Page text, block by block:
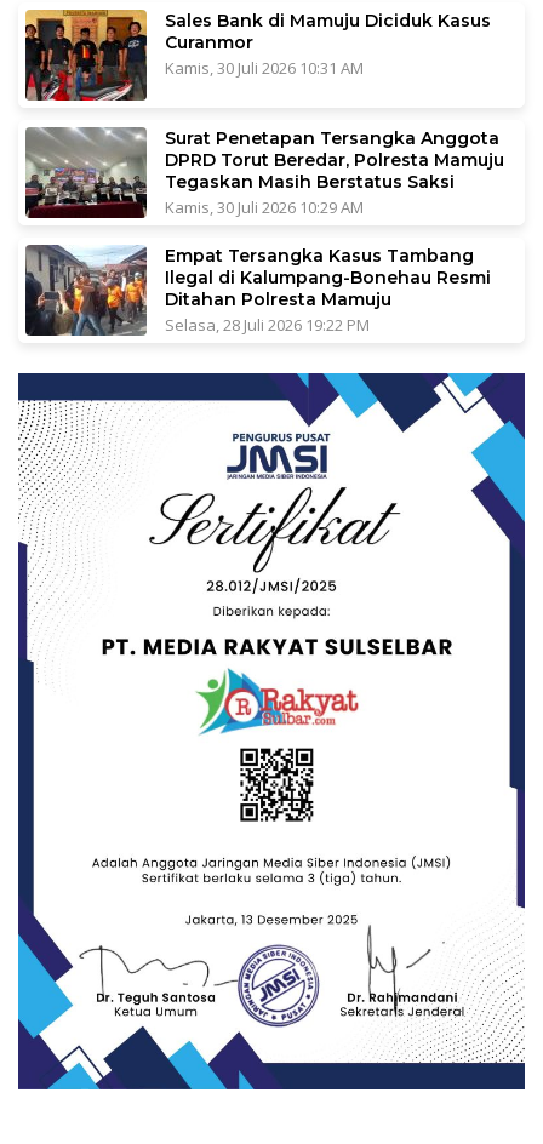
Sales Bank di Mamuju Diciduk Kasus
Curanmor
Kamis, 30 Juli 2026 10:31 AM
Surat Penetapan Tersangka Anggota
DPRD Torut Beredar, Polresta Mamuju
Tegaskan Masih Berstatus Saksi
Kamis, 30 Juli 2026 10:29 AM
Empat Tersangka Kasus Tambang
Ilegal di Kalumpang-Bonehau Resmi
Ditahan Polresta Mamuju
Selasa, 28 Juli 2026 19:22 PM